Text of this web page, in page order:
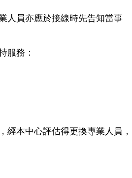
人員亦應於接線時先告知當事
服務：
經本中心評估得更換專業人員，